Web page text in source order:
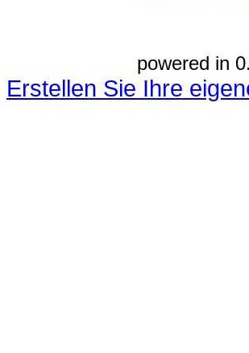
powered in
Erstellen Sie Ihre